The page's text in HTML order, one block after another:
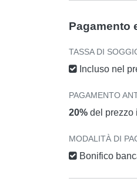
Pagamento
TASSA DI
Incluso nel
PAGAMENTO
20% del prezzo
MODALITÀ DI
Bonifico